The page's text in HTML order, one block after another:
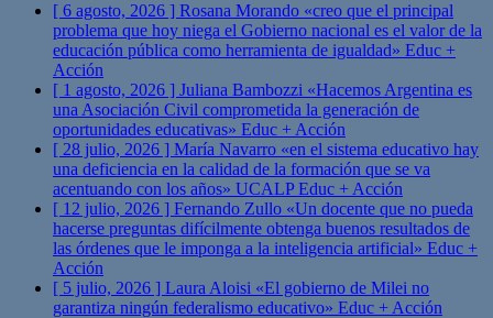
[ 6 agosto, 2026 ] Rosana Morando «creo que el principal
problema que hoy niega el Gobierno nacional es el valor de la
educación pública como herramienta de igualdad» Educ +
Acción
[ 1 agosto, 2026 ] Juliana Bambozzi «Hacemos Argentina es
una Asociación Civil comprometida la generación de
oportunidades educativas» Educ + Acción
[ 28 julio, 2026 ] María Navarro «en el sistema educativo hay
una deficiencia en la calidad de la formación que se va
acentuando con los años» UCALPEduc + Acción
[ 12 julio, 2026 ] Fernando Zullo «Un docente que no pueda
hacerse preguntas difícilmente obtenga buenos resultados de
las órdenes que le imponga a la inteligencia artificial» Educ +
Acción
[ 5 julio, 2026 ] Laura Aloisi «El gobierno de Milei no
garantiza ningún federalismo educativo» Educ + Acción